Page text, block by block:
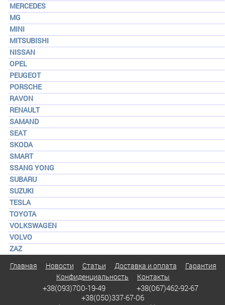
MERCEDES
MG
MINI
MITSUBISHI
NISSAN
OPEL
PEUGEOT
PORSCHE
RAVON
RENAULT
SAMAND
SEAT
SKODA
SMART
SSANG YONG
SUBARU
SUZUKI
TESLA
TOYOTA
VOLKSWAGEN
VOLVO
ZAZ
Главная Новости Статьи Доставка и оплата
Гарантия
Конфиденциальность
Контакты
+38(093)700-19-49
+38(067)462-92-67
+38(050)337-67-06